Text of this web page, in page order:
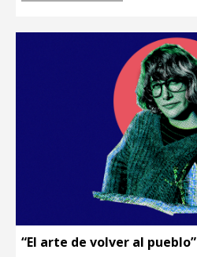
“El arte de volver al pueblo”